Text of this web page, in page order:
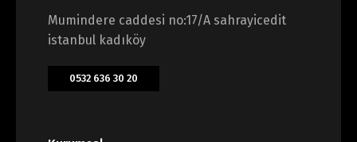
Mumindere caddesi no:17/A sahrayicedit
istanbul kadıköy
0532 636 30 20